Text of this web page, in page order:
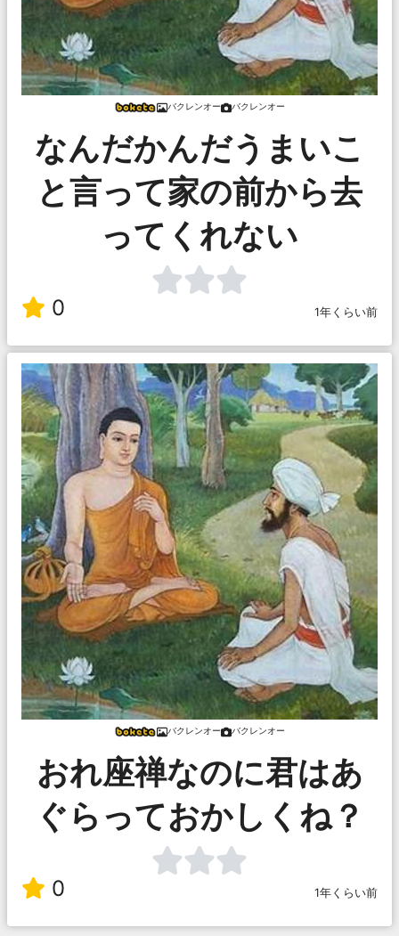
バクレンオー バクレンオー
なんだかんだうまいこ
と言って家の前から去
ってくれない
0 1年くらい前
バクレンオー バクレンオー
おれ座禅なのに君はあ
ぐらっておかしくね？
0 1年くらい前